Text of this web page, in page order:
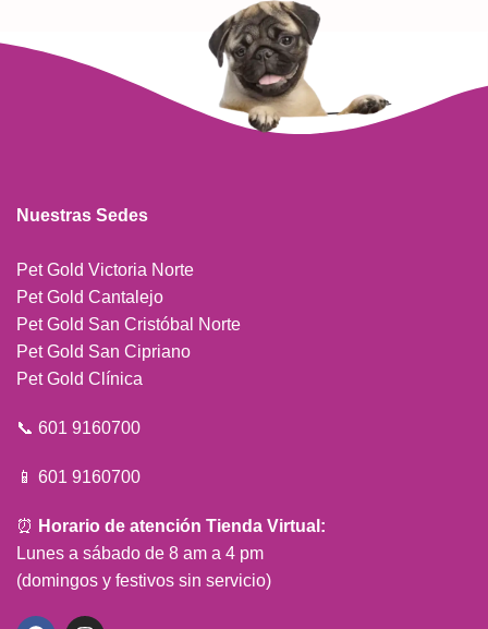
Nuestras Sedes
Pet Gold Victoria Norte
Pet Gold Cantalejo
Pet Gold San Cristóbal Norte
Pet Gold San Cipriano
Pet Gold Clínica
📞 601 9160700
📱 601 9160700
⏰ Horario de atención Tienda Virtual:
Lunes a sábado de 8 am a 4 pm
(domingos y festivos sin servicio)